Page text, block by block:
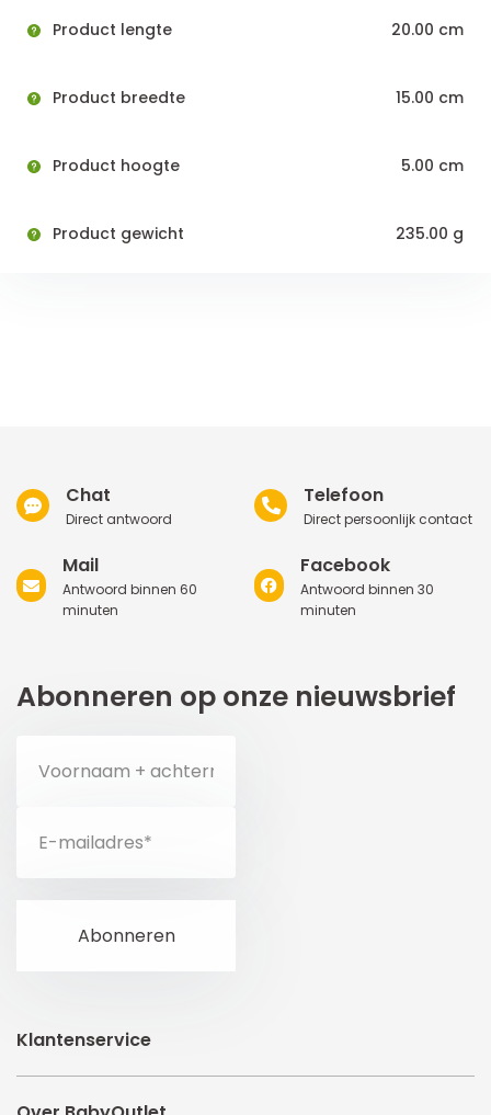
Product lengte 20.00 cm
Product breedte 15.00 cm
Product hoogte 5.00 cm
Product gewicht 235.00 g
Chat
Direct antwoord
Telefoon
Direct persoonlijk contact
Mail
Antwoord binnen 60
minuten
Facebook
Antwoord binnen 30
minuten
Abonneren op onze nieuwsbrief
Klantenservice